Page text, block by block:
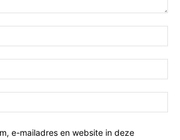
e-mailadres en website in deze